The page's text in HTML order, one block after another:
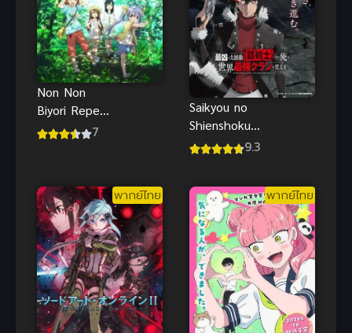
Non Non
Biyori Repeat
(2015) สาวใส
7
Saikyou no
Shienshoku
นักเจรจาสุด
สุดแกร่ง
9.3
พากย์ไทย พากย์ไทย